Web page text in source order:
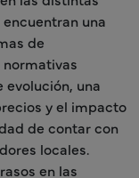
una
de
una
y el impacto
de contar con
locales.
en las